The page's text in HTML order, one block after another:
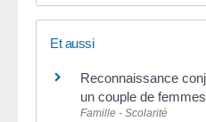
Et aussi
Reconnaissance
un couple de femmes
Famille - Scolarité